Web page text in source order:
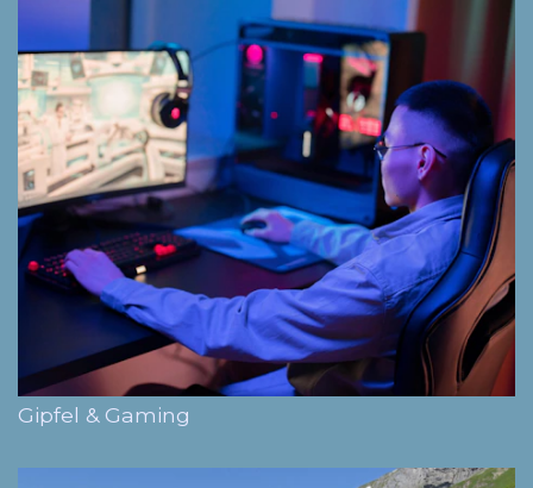
Gipfel & Gaming